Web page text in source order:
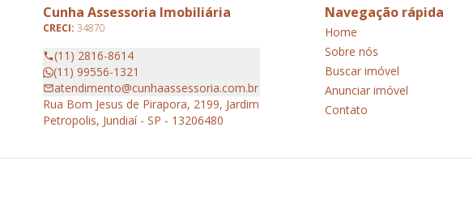
Cunha Assessoria Imobiliária
CRECI: 34870
(11) 2816-8614
(11) 99556-1321
atendimento@cunhaassessoria.com.br
Rua Bom Jesus de Pirapora, 2199, Jardim
Petropolis, Jundiaí - SP - 13206480
Navegação rápida
Home
Sobre nós
Buscar imóvel
Anunciar imóvel
Contato